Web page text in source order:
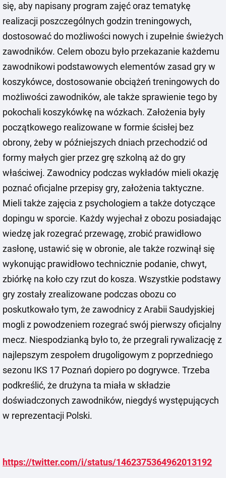
się, aby napisany program zajęć oraz tematykę
realizacji poszczególnych godzin treningowych,
dostosować do możliwości nowych i zupełnie świeżych
zawodników. Celem obozu było przekazanie każdemu
zawodnikowi podstawowych elementów zasad gry w
koszykówce, dostosowanie obciążeń treningowych do
możliwości zawodników, ale także sprawienie tego by
pokochali koszykówkę na wózkach. Założenia były
początkowego realizowane w formie ścisłej bez
obrony, żeby w późniejszych dniach przechodzić od
formy małych gier przez grę szkolną aż do gry
właściwej. Zawodnicy podczas wykładów mieli okazję
poznać oficjalne przepisy gry, założenia taktyczne.
Mieli także zajęcia z psychologiem a także dotyczące
dopingu w sporcie. Każdy wyjechał z obozu posiadając
wiedzę jak rozegrać przewagę, zrobić prawidłowo
zasłonę, ustawić się w obronie, ale także rozwinął się
wykonując prawidłowo technicznie podanie, chwyt,
zbiórkę na koło czy rzut do kosza. Wszystkie podstawy
gry zostały zrealizowane podczas obozu co
poskutkowało tym, że zawodnicy z Arabii Saudyjskiej
mogli z powodzeniem rozegrać swój pierwszy oficjalny
mecz. Niespodzianką było to, że przegrali rywalizację z
najlepszym zespołem drugoligowym z poprzedniego
sezonu IKS 17 Poznań dopiero po dogrywce. Trzeba
podkreślić, że drużyna ta miała w składzie
doświadczonych zawodników, niegdyś występujących
w reprezentacji Polski.
https://twitter.com/i/status/1462375364962013192